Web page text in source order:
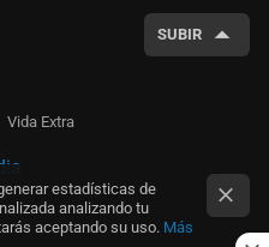
SUBIR
Vida Extra
estadísticas de
analizando tu
aceptando su uso. Más